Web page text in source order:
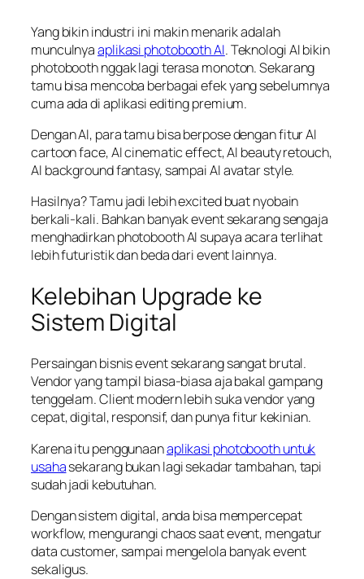
Yang bikin industri ini makin menarik adalah
munculnyaaplikasi photobooth AI. Teknologi AI bikin
photobooth nggak lagi terasa monoton. Sekarang
tamu bisa mencoba berbagai efek yang sebelumnya
cuma ada di aplikasi editing premium.
Dengan AI, para tamu bisa berpose dengan fitur AI
cartoon face, AI cinematic effect, AI beauty retouch,
AI background fantasy, sampai AI avatar style.
Hasilnya? Tamu jadi lebih excited buat nyobain
berkali-kali. Bahkan banyak event sekarang sengaja
menghadirkan photobooth AI supaya acara terlihat
lebih futuristik dan beda dari event lainnya.
Kelebihan Upgrade ke
Sistem Digital
Persaingan bisnis event sekarang sangat brutal.
Vendor yang tampil biasa-biasa aja bakal gampang
tenggelam. Client modern lebih suka vendor yang
cepat, digital, responsif, dan punya fitur kekinian.
Karena itu penggunaanaplikasi photobooth untuk
usahasekarang bukan lagi sekadar tambahan, tapi
sudah jadi kebutuhan.
Dengan sistem digital, anda bisa mempercepat
workflow, mengurangi chaos saat event, mengatur
data customer, sampai mengelola banyak event
sekaligus.